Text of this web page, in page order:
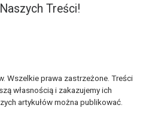
Treści!
Wszelkie prawa zastrzeżone. Treści
własnością i zakazujemy ich
artykułów można publikować.